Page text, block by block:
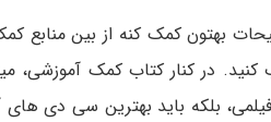
بهتون کمک کنه از بین
کنید. در کنار کتاب کمک آموزشی،
بلکه باید بهترین سی دی های